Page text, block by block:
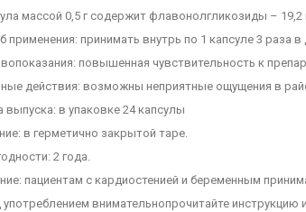
массой 0,5 г содержит флавонолгликозиды – 19,2
применения: принимать внутрь по 1 капсуле 3 раза
повышенная чувствительность к
действия: возможны неприятные ощущения в
выпуска: в упаковке 24 капсулы
в герметично закрытой таре.
2 года.
пациентам с кардиостенией и беременным
внимательнопрочитайте инструкцию